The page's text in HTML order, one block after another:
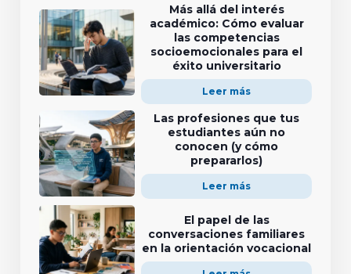
Más allá del interés
académico: Cómo evaluar
las competencias
socioemocionales para el
éxito universitario
Leer más
Las profesiones que tus
estudiantes aún no
conocen (y cómo
prepararlos)
Leer más
El papel de las
conversaciones familiares
en la orientación vocacional